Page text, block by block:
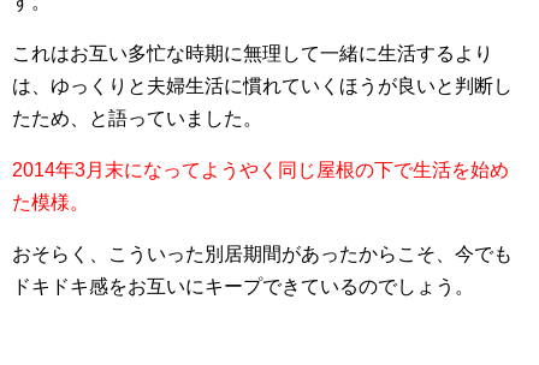
これはお互い多忙な時期に無理して一緒に生活するより
は、ゆっくりと夫婦生活に慣れていくほうが良いと判断し
たため、と語っていました。
2014年3月末になってようやく同じ屋根の下で生活を始め
た模様。
おそらく、
こういった別居期間があったからこそ、今でも
ドキドキ感をお互いにキープできているのでしょう。